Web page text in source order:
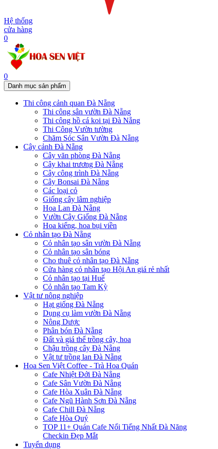
Hệ thống
cửa hàng
0
0
Danh mục sản phẩm
Thi công cảnh quan Đà Nẵng
Thi công sân vườn Đà Nẵng
Thi công hồ cá koi tại Đà Nẵng
Thi Công Vườn tường
Chăm Sóc Sân Vườn Đà Nẵng
Cây cảnh Đà Nẵng
Cây văn phòng Đà Nẵng
Cây khai trương Đà Nẵng
Cây công trình Đà Nẵng
Cây Bonsai Đà Nẵng
Các loại cỏ
Giống cây lâm nghiệp
Hoa Lan Đà Nẵng
Vườn Cây Giống Đà Nẵng
Hoa kiểng, hoa bụi viền
Cỏ nhân tạo Đà Nẵng
Cỏ nhân tạo sân vườn Đà Nẵng
Cỏ nhân tạo sân bóng
Cho thuê cỏ nhân tạo Đà Nẵng
Cửa hàng cỏ nhân tạo Hội An giá rẻ nhất
Cỏ nhân tạo tại Huế
Cỏ nhân tạo Tam Kỳ
Vật tư nông nghiệp
Hạt giống Đà Nẵng
Dụng cụ làm vườn Đà Nẵng
Nông Dược
Phân bón Đà Nẵng
Đất và giá thể trồng cây, hoa
Chậu trồng cây Đà Nẵng
Vật tư trồng lan Đà Nẵng
Hoa Sen Việt Coffee - Trà Hoa Quán
Cafe Nhiệt Đới Đà Nẵng
Cafe Sân Vườn Đà Nẵng
Cafe Hòa Xuân Đà Nẵng
Cafe Ngũ Hành Sơn Đà Nẵng
Cafe Chill Đà Nẵng
Cafe Hòa Quý
TOP 11+ Quán Cafe Nổi Tiếng Nhất Đà Năng
Checkin Đẹp Mắt
Tuyển dụng